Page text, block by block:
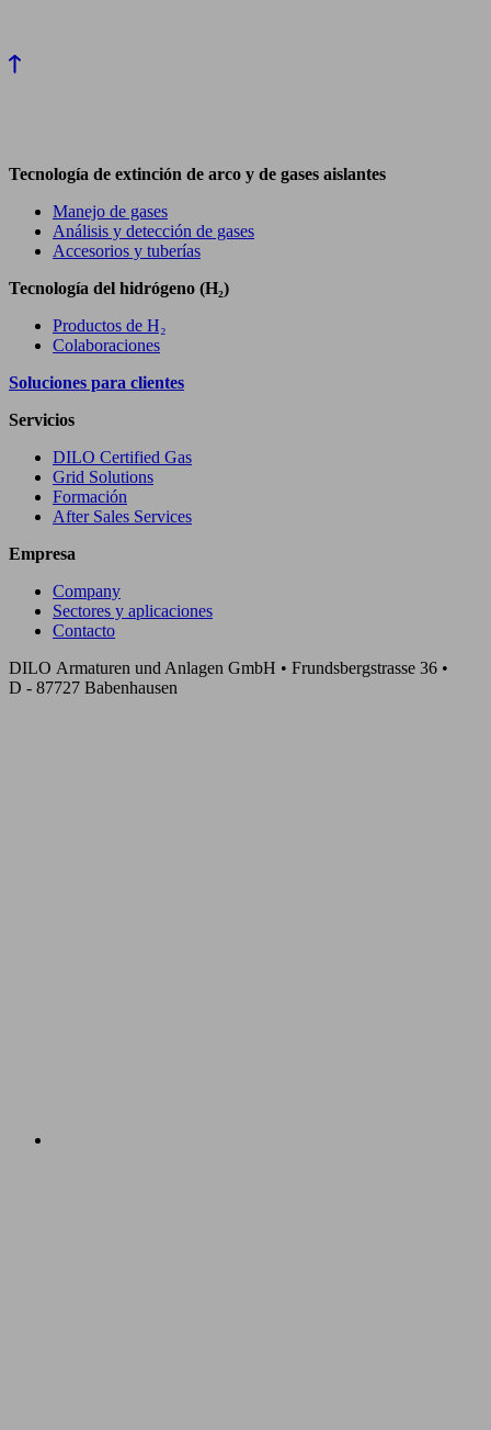
Tecnología de extinción de arco y de gases aislantes
Manejo de gases
Análisis y detección de gases
Accesorios y tuberías
Tecnología del hidrógeno (H₂)
Productos de H₂
Colaboraciones
Soluciones para clientes
Servicios
DILO Certified Gas
Grid Solutions
Formación
After Sales Services
Empresa
Company
Sectores y aplicaciones
Contacto
DILO Armaturen und Anlagen GmbH • Frundsbergstrasse 36 •
D - 87727 Babenhausen